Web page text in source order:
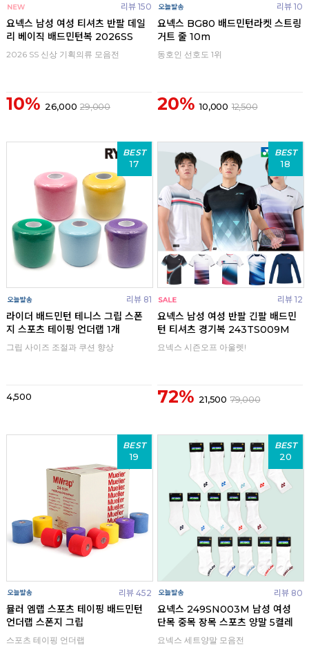
리뷰 150
요넥스 남성 여성 티셔츠 반팔 데일
리 베이직 배드민턴복 2026SS
2026 SS 신상 기획의류 모음전
10% 26,000 29,000
리뷰 10
요넥스 BG80 배드민턴라켓 스트링
거트 줄 10m
동호인 선호도 1위
20% 10,000 12,500
BEST
17
리뷰 81
라이더 배드민턴 테니스 그립 스폰
지 스포츠 테이핑 언더랩 1개
그립 사이즈 조절과 쿠션 향상
4,500
BEST
18
리뷰 12
요넥스 남성 여성 반팔 긴팔 배드민
턴 티셔츠 경기복 243TS009M
요넥스 시즌오프 아울렛!
72% 21,500 79,000
BEST
19
리뷰 452
뮬러 엠랩 스포츠 테이핑 배드민턴
언더랩 스폰지 그립
스포츠 테이핑 언더랩
BEST
20
리뷰 80
요넥스 249SN003M 남성 여성
단목 중목 장목 스포츠 양말 5켤레
요넥스 세트양말 모음전